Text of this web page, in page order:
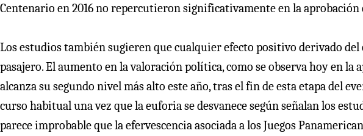
Centenario en 2016 no repercutieron significativamente en la aprobación
Los estudios también sugieren que cualquier efecto positivo derivado del
pasajero. El aumento en la valoración política, como se observa hoy en
alcanza su segundo nivel más alto este año, tras el fin de esta etapa del
curso habitual una vez que la euforia se desvanece según señalan los
parece improbable que la efervescencia asociada a los Juegos